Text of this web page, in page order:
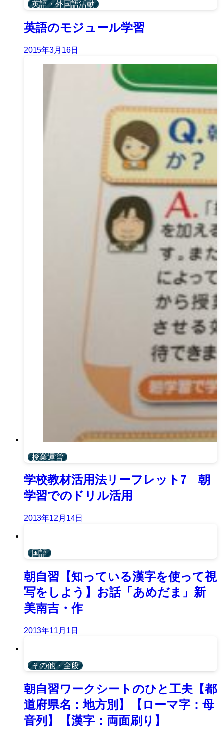
英語・外国語活動
英語のモジュール学習
2015年3月16日
授業運営
学校教材活用法リーフレット7 朝
学習でのドリル活用
2013年12月14日
国語
朝自習【知っている漢字を使って視
写をしよう】お話「あめだま」新
美南吉・作
2013年11月1日
その他・全般
朝自習ワークシートのひと工夫【都
道府県名：地方別】【ローマ字：母
音列】【漢字：両面刷り】